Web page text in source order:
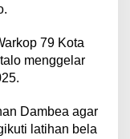
79 Kota
menggelar
Dambea agar
latihan bela